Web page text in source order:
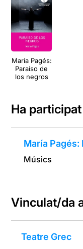
María Pagés:
Paraíso de
los negros
Ha participat
María
Músics
Vinculat/da
Teatre Grec